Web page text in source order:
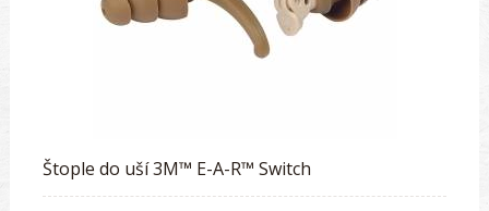
Štople do uší 3M™ E-A-R™ Switch